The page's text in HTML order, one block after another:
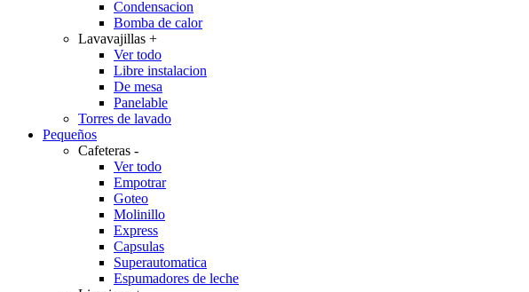
Condensacion
Bomba de calor
Lavavajillas +
Ver todo
Libre instalacion
De mesa
Panelable
Torres de lavado
Pequeños
Cafeteras -
Ver todo
Empotrar
Goteo
Molinillo
Express
Capsulas
Superautomatica
Espumadores de leche